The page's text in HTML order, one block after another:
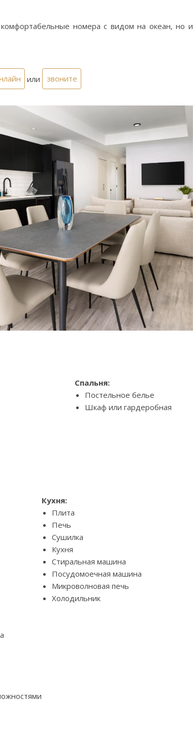
номера с видом на океан, но и
или звоните
Спальня:
Постельное белье
Шкаф или гардеробная
Кухня:
Плита
Печь
Сушилка
Кухня
Стиральная машина
Посудомоечная машина
Микроволновая печь
Холодильник